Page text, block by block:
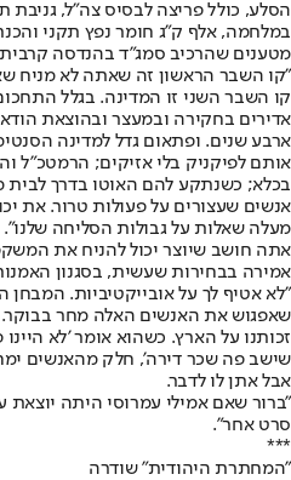
הסלע, כולל פריצה לבסיס צה"ל,
במלחמה, אלף ק"ג חומר נפץ תקני
מטענים שהרכיב סמג"ד בהנדסה
"קו השבר הראשון זה שאתה לא מניח
קו השבר השני זו המדינה. בגלל
ארבע שנים. ופתאום גדל למדינה
אותם לפיקניק בלי אזיקים; הרמטכ"ל
בכלא; כשנתקע להם האוטו בדרך
אנשים שעצורים על פעולות טרור. את
מעלה שאלות על גבולות הסליחה שלנו".
אתה חושב שיוצר יכול להניח את
אמירה בבחירות שעשית, בסגנון
"לא אטיף לך על אובייקטיביות. המבחן
שאפגוש את האנשים האלה מחר בבוקר.
זכותנו על הארץ. כשהוא אומר 'לא
שישב פה שכר דירה', חלק מהאנשים
אבל אתן לו לדבר.
"ברור שאם אמילי עמרוסי היתה
סרט אחר".
***
"המחתרת היהודית" שודרה